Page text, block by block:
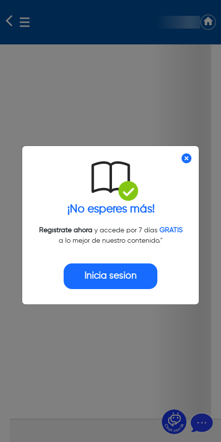
¡No esperes más!
Regístrate ahoray accede por 7 días GRATIS
a lo mejor de nuestro contenido."
Inicia sesión